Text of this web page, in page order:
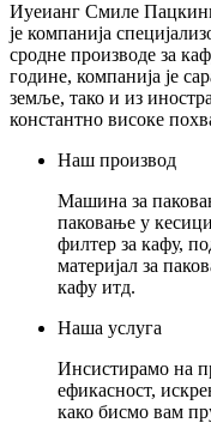
Иуеианг Смиле
је компанија
сродне производе за
године, компанија је
земље, тако и из
константно високе
Наш производ
Машина за
паковање у
филтер за кафу,
материјал за
кафу итд.
Наша услуга
Инсистирамо на
ефикасност,
како бисмо вам